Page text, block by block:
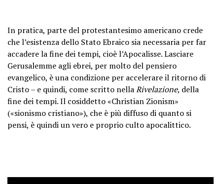
In pratica, parte del protestantesimo americano crede
che l’esistenza dello Stato Ebraico sia necessaria per far
accadere la fine dei tempi, cioè l’Apocalisse. Lasciare
Gerusalemme agli ebrei, per molto del pensiero
evangelico, è una condizione per accelerare il ritorno di
Cristo – e quindi, come scritto nellaRivelazione, della
fine dei tempi. Il cosiddetto «Christian Zionism»
(«sionismo cristiano»), che è più diffuso di quanto si
pensi, è quindi un vero e proprio culto apocalittico.